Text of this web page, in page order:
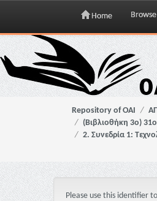
Skip
navigation
Home Browse
Repository of OAI
(Βιβλιοθήκη 3ο)
2. Συνεδρία 1:
Please use this identifier